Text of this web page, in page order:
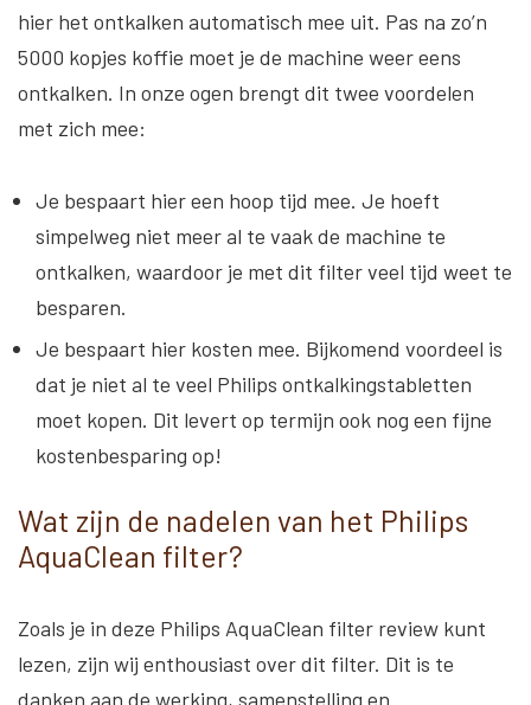
hier het ontkalken automatisch mee uit. Pas na zo’n
5000 kopjes koffie moet je de machine weer eens
ontkalken. In onze ogen brengt dit twee voordelen
met zich mee:
Je bespaart hier een hoop tijd mee. Je hoeft
simpelweg niet meer al te vaak de machine te
ontkalken, waardoor je met dit filter veel tijd weet te
besparen.
Je bespaart hier kosten mee. Bijkomend voordeel is
dat je niet al te veel Philips ontkalkingstabletten
moet kopen. Dit levert op termijn ook nog een fijne
kostenbesparing op!
Wat zijn de nadelen van het Philips
AquaClean filter?
Zoals je in deze Philips AquaClean filter review kunt
lezen, zijn wij enthousiast over dit filter. Dit is te
danken aan de werking, samenstelling en